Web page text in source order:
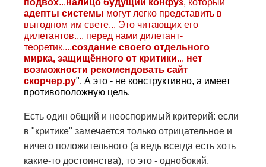
подвох...налицо будущий конфуз, который
адепты системы могут легко представить в
выгодном им свете... Это читающих его
дилетантов.... перед нами дилетант-
теоретик....создание своего отдельного
мирка, защищённого от критики... нет
возможности рекомендовать сайт
скорчер.ру". А это - не конструктивно, а имеет
противоположную цель.
Есть один общий и неоспоримый критерий: если
в "критике" замечается только отрицательное и
ничего положительного (а ведь всегда есть хоть
какие-то достоинства), то это - однобокий,